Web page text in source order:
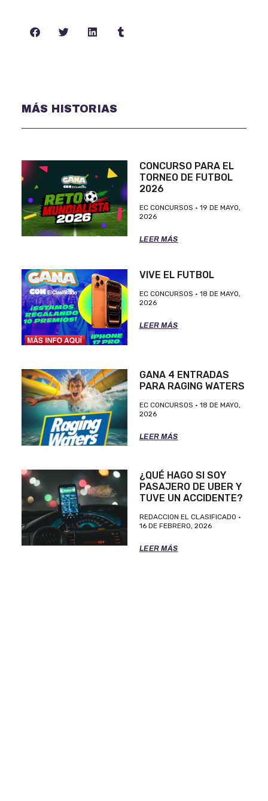
MÁS HISTORIAS
CONCURSO PARA EL
TORNEO DE FUTBOL
2026
EC CONCURSOS
19 DE MAYO,
2026
LEER MÁS
VIVE EL FUTBOL
EC CONCURSOS
18 DE MAYO,
2026
LEER MÁS
GANA 4 ENTRADAS
PARA RAGING WATERS
EC CONCURSOS
18 DE MAYO,
2026
LEER MÁS
¿QUÉ HAGO SI SOY
PASAJERO DE UBER Y
TUVE UN ACCIDENTE?
REDACCION EL CLASIFICADO
16 DE FEBRERO, 2026
LEER MÁS